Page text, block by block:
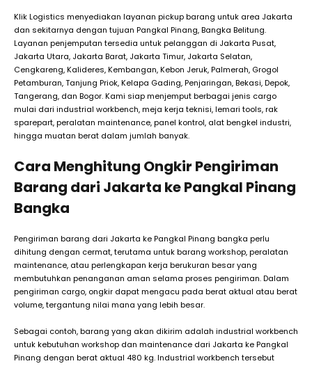
Klik Logistics menyediakan layanan pickup barang untuk area Jakarta
dan sekitarnya dengan tujuan Pangkal Pinang, Bangka Belitung.
Layanan penjemputan tersedia untuk pelanggan di Jakarta Pusat,
Jakarta Utara, Jakarta Barat, Jakarta Timur, Jakarta Selatan,
Cengkareng, Kalideres, Kembangan, Kebon Jeruk, Palmerah, Grogol
Petamburan, Tanjung Priok, Kelapa Gading, Penjaringan, Bekasi, Depok,
Tangerang, dan Bogor. Kami siap menjemput berbagai jenis cargo
mulai dari industrial workbench, meja kerja teknisi, lemari tools, rak
sparepart, peralatan maintenance, panel kontrol, alat bengkel industri,
hingga muatan berat dalam jumlah banyak.
Cara Menghitung Ongkir Pengiriman
Barang dari Jakarta ke Pangkal Pinang
Bangka
Pengiriman barang dari Jakarta ke Pangkal Pinang bangka perlu
dihitung dengan cermat, terutama untuk barang workshop, peralatan
maintenance, atau perlengkapan kerja berukuran besar yang
membutuhkan penanganan aman selama proses pengiriman. Dalam
pengiriman cargo, ongkir dapat mengacu pada berat aktual atau berat
volume, tergantung nilai mana yang lebih besar.
Sebagai contoh, barang yang akan dikirim adalah industrial workbench
untuk kebutuhan workshop dan maintenance dari Jakarta ke Pangkal
Pinang dengan berat aktual 480 kg. Industrial workbench tersebut